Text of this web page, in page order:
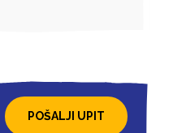
POŠALJI UPIT